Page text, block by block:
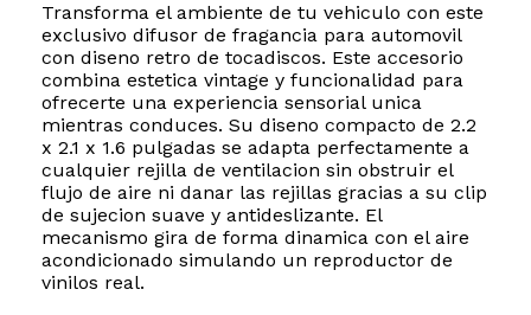
Transforma el ambiente de tu vehiculo con este
exclusivo difusor de fragancia para automovil
con diseno retro de tocadiscos. Este accesorio
combina estetica vintage y funcionalidad para
ofrecerte una experiencia sensorial unica
mientras conduces. Su diseno compacto de 2.2
x 2.1 x 1.6 pulgadas se adapta perfectamente a
cualquier rejilla de ventilacion sin obstruir el
flujo de aire ni danar las rejillas gracias a su clip
de sujecion suave y antideslizante. El
mecanismo gira de forma dinamica con el aire
acondicionado simulando un reproductor de
vinilos real.